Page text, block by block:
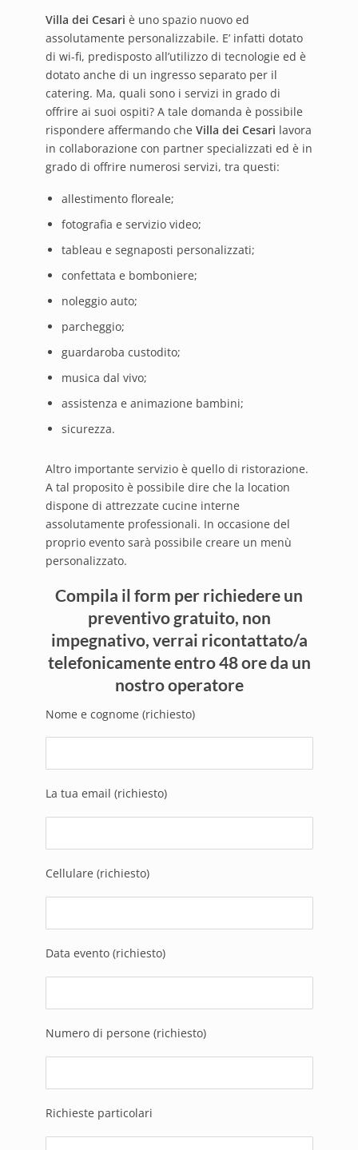
Villa dei Cesari è uno spazio nuovo ed
assolutamente personalizzabile. E’ infatti dotato
di wi-fi, predisposto all’utilizzo di tecnologie ed è
dotato anche di un ingresso separato per il
catering. Ma, quali sono i servizi in grado di
offrire ai suoi ospiti? A tale domanda è possibile
rispondere affermando che Villa dei Cesari lavora
in collaborazione con partner specializzati ed è in
grado di offrire numerosi servizi, tra questi:
allestimento floreale;
fotografia e servizio video;
tableau e segnaposti personalizzati;
confettata e bomboniere;
noleggio auto;
parcheggio;
guardaroba custodito;
musica dal vivo;
assistenza e animazione bambini;
sicurezza.
Altro importante servizio è quello di ristorazione.
A tal proposito è possibile dire che la location
dispone di attrezzate cucine interne
assolutamente professionali. In occasione del
proprio evento sarà possibile creare un menù
personalizzato.
Compila il form per richiedere un
preventivo gratuito, non
impegnativo, verrai ricontattato/a
telefonicamente entro 48 ore da un
nostro operatore
Nome e cognome (richiesto)
La tua email (richiesto)
Cellulare (richiesto)
Data evento (richiesto)
Numero di persone (richiesto)
Richieste particolari